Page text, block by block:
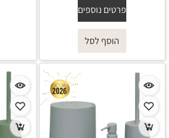
פרטים נוספים
הוסף לסל